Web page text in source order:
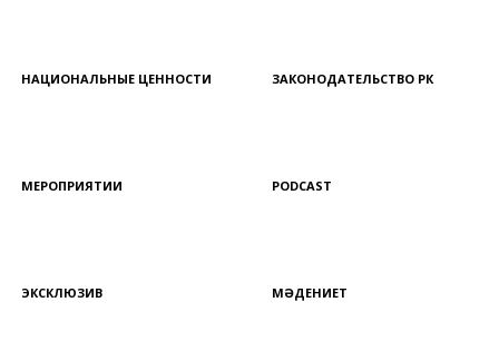
НАЦИОНАЛЬНЫЕ ЦЕННОСТИ ЗАКОНОДАТЕЛЬСТВО РК
МЕРОПРИЯТИИ PODCAST
ЭКСКЛЮЗИВ МӘДЕНИЕТ